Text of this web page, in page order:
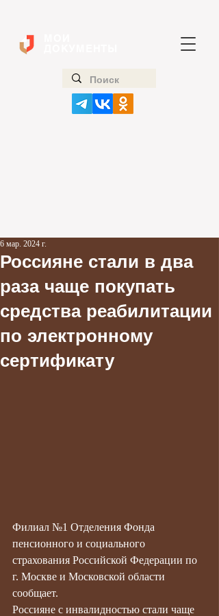
Россияне стали в два
раза чаще покупать
средства реабилитации
по электронному
сертификату
6 мар. 2024 г.
Филиал №1 Отделения Фонда
пенсионного и социального
страхования Российской Федерации по
г. Москве и Московской области
сообщает.
Россияне с инвалидностью стали чаще